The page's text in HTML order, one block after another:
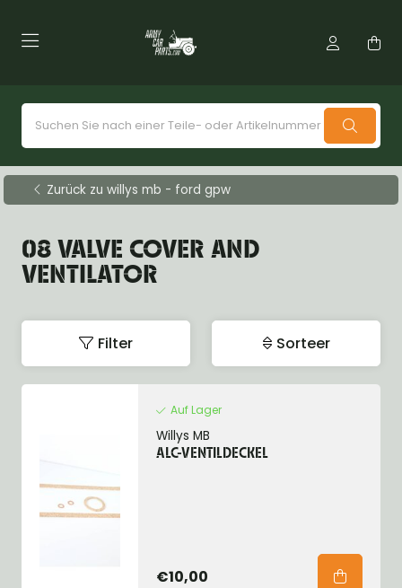
Zurück zu willys mb - ford gpw
08 VALVE COVER AND
VENTILATOR
Filter Sorteer
Auf Lager
Willys MB
ALC-VENTILDECKEL
€10,00